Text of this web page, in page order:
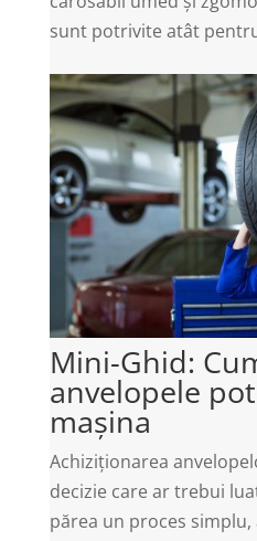
sunt potrivite atât
Mini-Ghid:
anvelopele
mașina
Achiziționarea
decizie care ar trebui
părea un proces